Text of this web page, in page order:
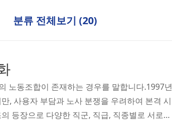
분류 전체보기 (20)
노동조합이 존재하는 경우를 말합니다.1997년
, 사용자 부담과 노사 분쟁을 우려하여 본격 시
등장으로 다양한 직군, 직급, 직종별로 서로